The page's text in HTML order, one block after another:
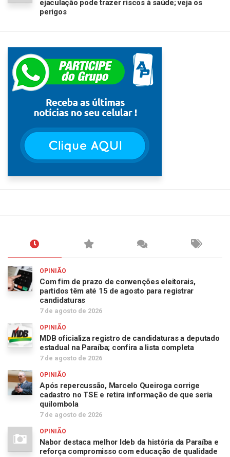
ejaculação pode trazer riscos à saúde; veja os
perigos
OPINIÃO
Com fim de prazo de convenções eleitorais,
partidos têm até 15 de agosto para registrar
candidaturas
7 de agosto de 2026
OPINIÃO
MDB oficializa registro de candidaturas a deputado
estadual na Paraíba; confira a lista completa
7 de agosto de 2026
OPINIÃO
Após repercussão, Marcelo Queiroga corrige
cadastro no TSE e retira informação de que seria
quilombola
7 de agosto de 2026
OPINIÃO
Nabor destaca melhor Ideb da história da Paraíba e
reforça compromisso com educação de qualidade